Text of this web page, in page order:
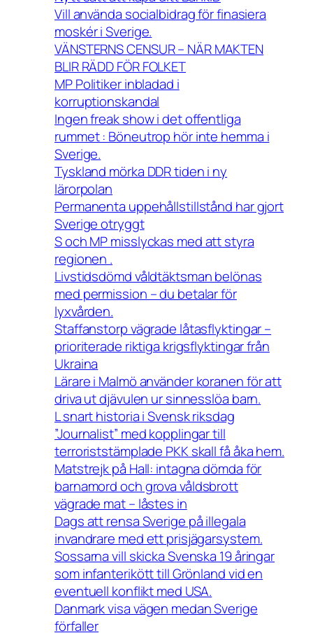
Vill använda socialbidrag för finasiera
moskér i Sverige.
VÄNSTERNS CENSUR – NÄR MAKTEN
BLIR RÄDD FÖR FOLKET
MP Politiker inbladad i
korruptionskandal
Ingen freak show i det offentliga
rummet : Böneutrop hör inte hemma i
Sverige.
Tyskland mörka DDR tiden i ny
lärorpolan
Permanenta uppehållstillstånd har gjort
Sverige otryggt
S och MP misslyckas med att styra
regionen .
Livstidsdömd våldtäktsman belönas
med permission – du betalar för
lyxvården.
Staffanstorp vägrade låtasflyktingar –
prioriterade riktiga krigsflyktingar från
Ukraina
Lärare i Malmö använder koranen för att
driva ut djävulen ur sinnesslöa barn.
L snart historia i Svensk riksdag
”Journalist” med kopplingar till
terroriststämplade PKK skall få åka hem.
Matstrejk på Hall: intagna dömda för
barnamord och grova våldsbrott
vägrade mat – låstes in
Dags att rensa Sverige på illegala
invandrare med ett prisjägarsystem.
Sossarna vill skicka Svenska 19 åringar
som infanterikött till Grönland vid en
eventuell konflikt med USA.
Danmark visa vägen medan Sverige
förfaller